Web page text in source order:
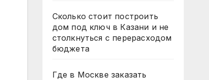
Сколько стоит построить
дом под ключ в Казани и не
столкнуться с перерасходом
бюджета
Где в Москве заказать